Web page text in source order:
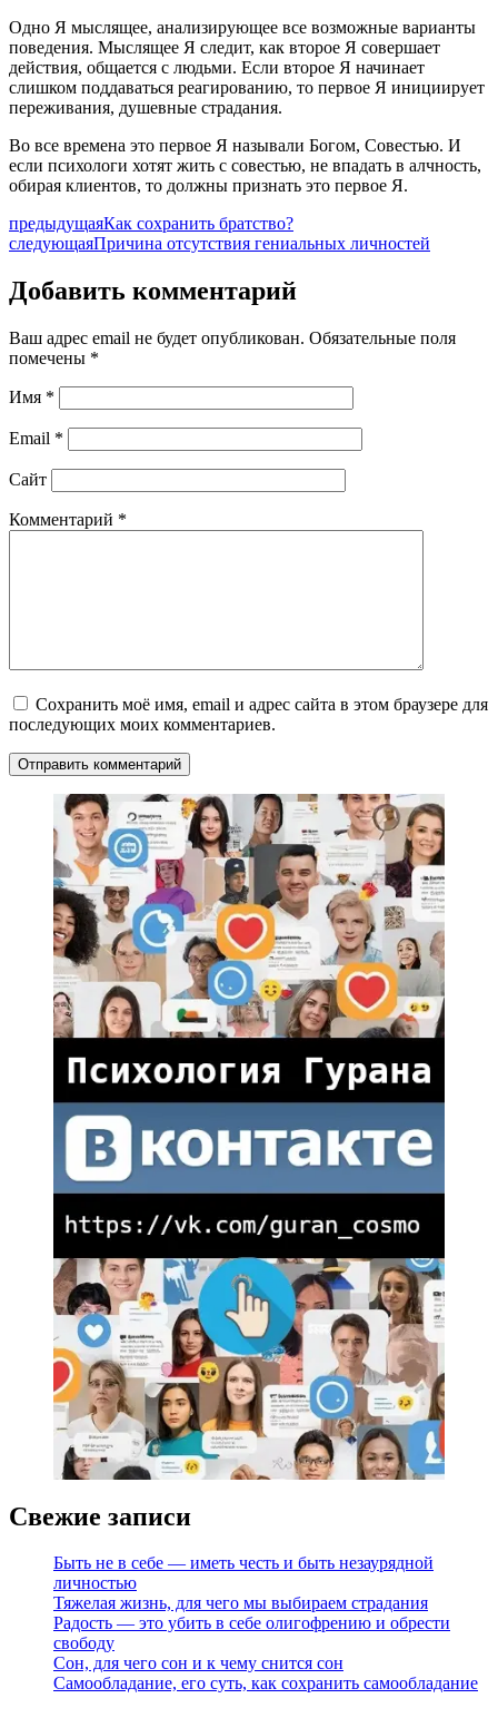
Одно Я мыслящее, анализирующее все возможные варианты
поведения. Мыслящее Я следит, как второе Я совершает
действия, общается с людьми. Если второе Я начинает
слишком поддаваться реагированию, то первое Я инициирует
переживания, душевные страдания.
Во все времена это первое Я называли Богом, Совестью. И
если психологи хотят жить с совестью, не впадать в алчность,
обирая клиентов, то должны признать это первое Я.
предыдущаяКак сохранить братство?
следующаяПричина отсутствия гениальных личностей
Добавить комментарий
Ваш адрес email не будет опубликован. Обязательные поля
помечены *
Имя *
Email *
Сайт
Комментарий *
Сохранить моё имя, email и адрес сайта в этом браузере для
последующих моих комментариев.
Свежие записи
Быть не в себе — иметь честь и быть незаурядной
личностью
Тяжелая жизнь, для чего мы выбираем страдания
Радость — это убить в себе олигофрению и обрести
свободу
Сон, для чего сон и к чему снится сон
Самообладание, его суть, как сохранить самообладание